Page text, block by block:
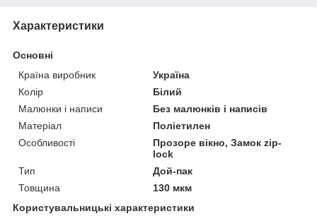
Характеристики
Основні
Країна виробник
Україна
Колір
Білий
Малюнки і написи
Без малюнків і написів
Матеріал
Поліетилен
Особливості
Прозоре вікно, Замок zip-
lock
Тип
Дой-пак
Товщина
130 мкм
Користувальницькі характеристики